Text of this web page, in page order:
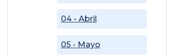
04 - Abril
05 - Mayo